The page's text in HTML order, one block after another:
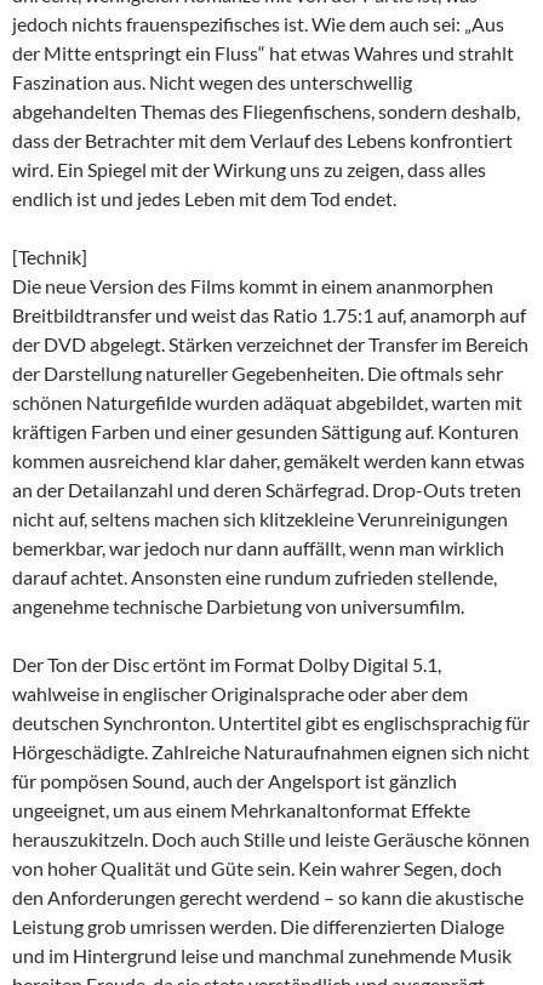
jedoch nichts frauenspezifisches ist. Wie dem auch sei: „Aus
der Mitte entspringt ein Fluss“ hat etwas Wahres und strahlt
Faszination aus. Nicht wegen des unterschwellig
abgehandelten Themas des Fliegenfischens, sondern deshalb,
dass der Betrachter mit dem Verlauf des Lebens konfrontiert
wird. Ein Spiegel mit der Wirkung uns zu zeigen, dass alles
endlich ist und jedes Leben mit dem Tod endet.
[Technik]
Die neue Version des Films kommt in einem ananmorphen
Breitbildtransfer und weist das Ratio 1.75:1 auf, anamorph auf
der DVD abgelegt. Stärken verzeichnet der Transfer im Bereich
der Darstellung natureller Gegebenheiten. Die oftmals sehr
schönen Naturgefilde wurden adäquat abgebildet, warten mit
kräftigen Farben und einer gesunden Sättigung auf. Konturen
kommen ausreichend klar daher, gemäkelt werden kann etwas
an der Detailanzahl und deren Schärfegrad. Drop-Outs treten
nicht auf, seltens machen sich klitzekleine Verunreinigungen
bemerkbar, war jedoch nur dann auffällt, wenn man wirklich
darauf achtet. Ansonsten eine rundum zufrieden stellende,
angenehme technische Darbietung von universumfilm.
Der Ton der Disc ertönt im Format Dolby Digital 5.1,
wahlweise in englischer Originalsprache oder aber dem
deutschen Synchronton. Untertitel gibt es englischsprachig für
Hörgeschädigte. Zahlreiche Naturaufnahmen eignen sich nicht
für pompösen Sound, auch der Angelsport ist gänzlich
ungeeignet, um aus einem Mehrkanaltonformat Effekte
herauszukitzeln. Doch auch Stille und leiste Geräusche können
von hoher Qualität und Güte sein. Kein wahrer Segen, doch
den Anforderungen gerecht werdend – so kann die akustische
Leistung grob umrissen werden. Die differenzierten Dialoge
und im Hintergrund leise und manchmal zunehmende Musik